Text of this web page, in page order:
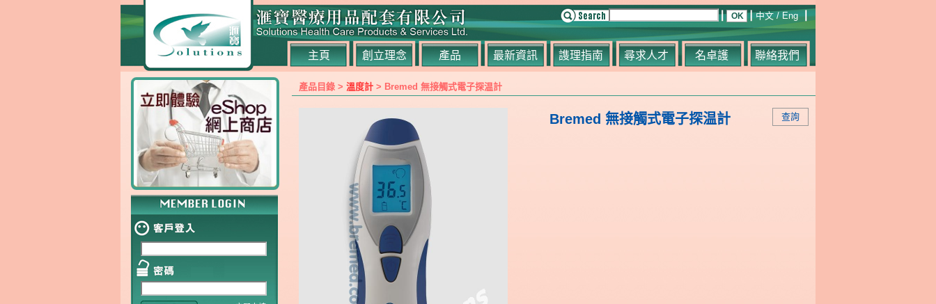
主頁 創立理念 產品 最新資訊 謢理指南 尋求人才 名卓護 聯絡我們
中文 /Eng
產品目錄 > 溫度計 > Bremed 無接觸式電子探温計
查詢
Bremed 無接觸式電子探温計